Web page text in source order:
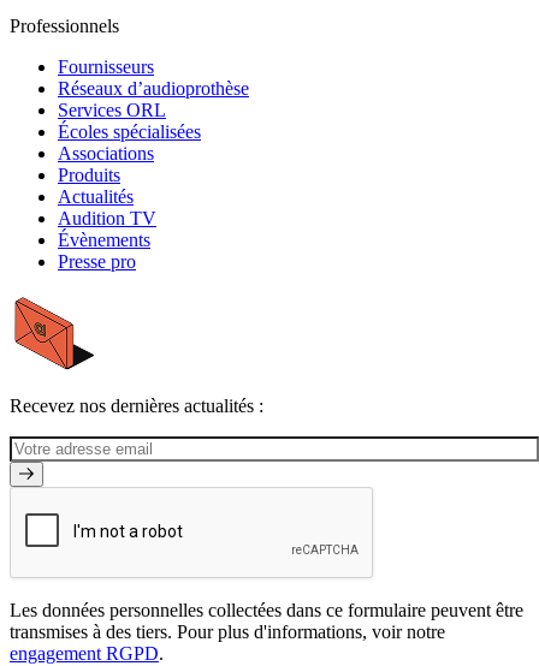
Professionnels
Fournisseurs
Réseaux d’audioprothèse
Services ORL
Écoles spécialisées
Associations
Produits
Actualités
Audition TV
Évènements
Presse pro
Recevez nos dernières actualités :
Les données personnelles collectées dans ce formulaire peuvent être
transmises à des tiers. Pour plus d'informations, voir notre
engagement RGPD.